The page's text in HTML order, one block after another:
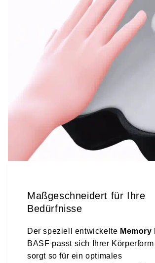
Maßgeschneidert für Ihre
Bedürfnisse
Der speziell entwickelte Memory
BASF passt sich Ihrer Körperform
sorgt so für ein optimales